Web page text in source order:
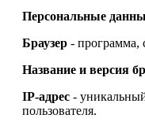
Персональные
Браузер - программа,
Название и версия
IP-адрес -
пользователя.